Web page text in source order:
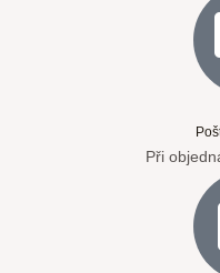
Při